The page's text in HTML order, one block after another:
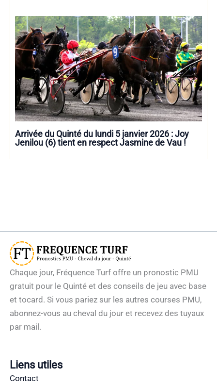
Arrivée du Quinté du lundi 5 janvier 2026 : Joy
Jenilou (6) tient en respect Jasmine de Vau !
Chaque jour, Fréquence Turf offre un pronostic PMU
gratuit pour le Quinté et des conseils de jeu avec base
et tocard. Si vous pariez sur les autres courses PMU,
abonnez-vous au cheval du jour et recevez des tuyaux
par mail.
Liens utiles
Contact